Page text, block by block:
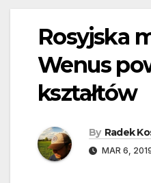
Rosyjska
Wenus
kształtów
By Radek
MAR 6,